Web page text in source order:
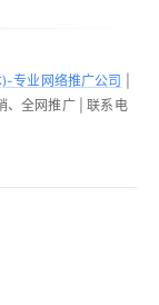
专业网络推广公司
、全网推广 | 联系电